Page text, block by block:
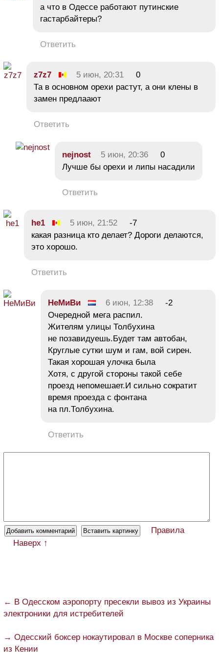
а что в Одессе работают путинские
гастарбайтеры?
Ответить
z7z7 5 июн, 20:31
0
Та в основном орехи растут, а они клены в
замен предлаают
Ответить
nejnost 5 июн, 20:36
0
Лучше бы орехи и липы насадили
Ответить
he1 5 июн, 21:52
-7
какая разница кто делает? Дороги делаются,
это хорошо.
Ответить
НеМиВи 6 июн, 12:38
-2
Очередной мега распил.
Жителям улицы Толбухина
не позавидуешь.Будет там автобан,
Круглые сутки шум и гам, вой сирен.
Такая хорошая улочка была
Хотя, с другой стороны такой себе
проезд непомешает.И сильно сократит
время проезда с фонтана
на пл.Толбухина.
Ответить
Правила
Наверх ↑
← В Одесском аэропорту пресекли вывоз из Украины
электроники для истребителей
→ Одесский боксер нокаутировал в Москве соперника
из Кении